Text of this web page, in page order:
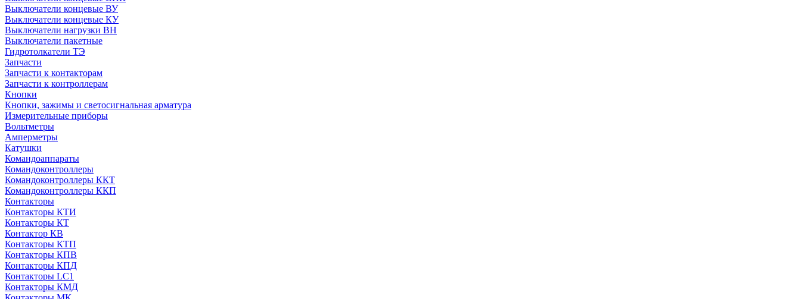
Выключатели концевые ВУ
Выключатели концевые КУ
Выключатели нагрузки ВН
Выключатели пакетные
Гидротолкатели ТЭ
Запчасти
Запчасти к контакторам
Запчасти к контроллерам
Кнопки
Кнопки, зажимы и светосигнальная арматура
Измерительные приборы
Вольтметры
Амперметры
Катушки
Командоаппараты
Командоконтроллеры
Командоконтроллеры ККТ
Командоконтроллеры ККП
Контакторы
Контакторы КТИ
Контакторы КТ
Контактор КВ
Контакторы КТП
Контакторы КПВ
Контакторы КПД
Контакторы LC1
Контакторы КМД